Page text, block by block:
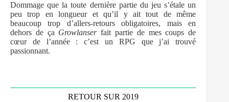
Dommage que la toute dernière partie du jeu s’étale un
peu trop en longueur et qu’il y ait tout de même
beaucoup trop d’allers-retours obligatoires, mais en
dehors de ça Growlanserfait partie de mes coups de
cœur de l’année : c’est un RPG que j’ai trouvé
passionnant.
RETOUR SUR 2019